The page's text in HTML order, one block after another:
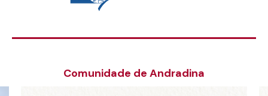
Comunidade de Andradina